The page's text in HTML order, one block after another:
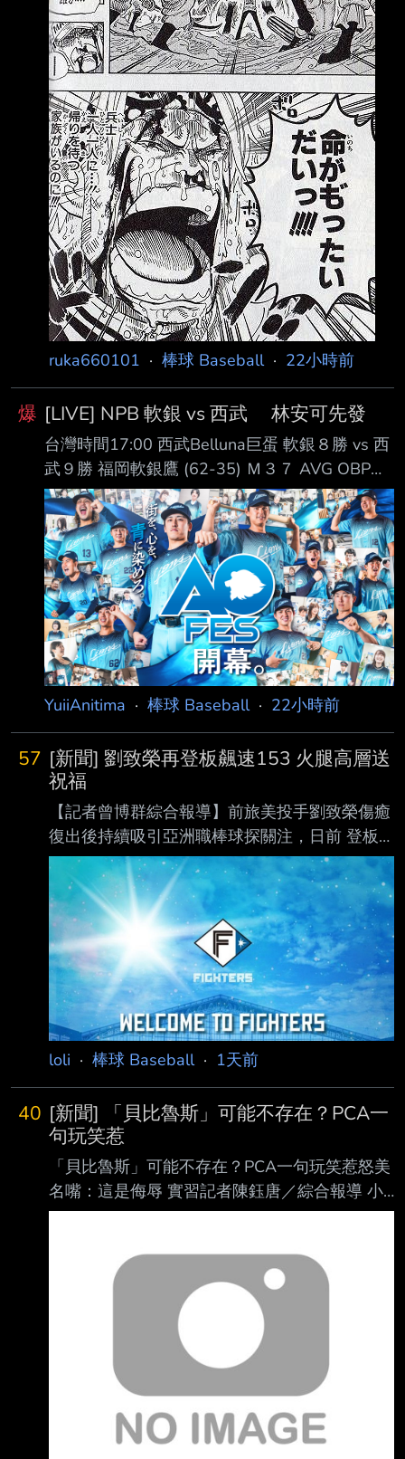
WBC的日本隊球員，多人將矛頭指向
ruka660101 · 棒球 Baseball· 22小時前
爆 [LIVE] NPB 軟銀 vs 西武 林安可先發
台灣時間17:00 西武Belluna巨蛋 軟銀８勝 vs 西
武９勝 福岡軟銀鷹 (62-35) Ｍ３７ AVG OBP
SLG OPS HR RBI PA １. 正木智也 (R) 1B .282
.382 .519 .900 16 40 283 ２. 周東佑京 (L) CF
.278 .348 .351 .699 1 26 395 ３. 近藤健介 (L)
LF .310 .425 .588 1.013 23 82 409 ４. 栗原陵
矢 (L) 3B .253 .342 .552 .894 30 78
YuiiAnitima · 棒球 Baseball· 22小時前
57 [新聞] 劉致榮再登板飆速153 火腿高層送
祝福
【記者曾博群綜合報導】前旅美投手劉致榮傷癒
復出後持續吸引亞洲職棒球探關注，日前 登板
時便有日、韓職多支球隊派員到場觀察，據了解
昨日再度登板，根據現場球探測速， 劉致榮最
快球速達153公里，展現復健後逐步找回球威的
跡象。 劉致榮目前隨著亞運培訓隊移訓，據了
解，近期到場且持續關注的日職球隊包括阪神
虎、 日本火腿鬥士及東北樂天金鷲以及養樂
多；韓職則有樂天巨人等球隊派員到場，顯示劉
致 榮的復出進 度備受亞洲職棒關注。 其中，日
本火腿球團高層岩本賢一表示，球隊確實有在觀
一路
loli · 棒球 Baseball· 1天前
40 [新聞] 「貝比魯斯」可能不存在？PCA一
句玩笑惹
「貝比魯斯」可能不存在？PCA一句玩笑惹怒美
名嘴：這是侮辱 實習記者陳鈺唐／綜合報導 小
熊明星外野手「PCA」阿姆斯壯（Pete Crow-
目中被提及「棒球之神」貝比魯斯（Babe
Ruth）可能根本不存在的荒謬陰謀論時，不但
沒有立即否認，還以玩笑口吻回應「也許」、
「有可能」，這番話也惹怒美國知名體育名嘴
魯索（Christopher Russo），痛批他的言論是
對傳奇球星的侮辱。 阿姆斯壯日前登上卡瓦拉
里（Kristin Cavallari）主持的P